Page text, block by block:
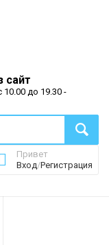
сайт
до 19.30 -
Привет
Вход/Регистрация